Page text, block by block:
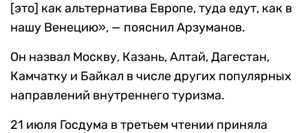
[это] как альтернатива Европе, туда едут, как в
нашу Венецию», — пояснил Арзуманов.
Он назвал Москву, Казань, Алтай, Дагестан,
Камчатку и Байкал в числе других популярных
направлений внутреннего туризма.
21 июля Госдума в третьем чтении приняла